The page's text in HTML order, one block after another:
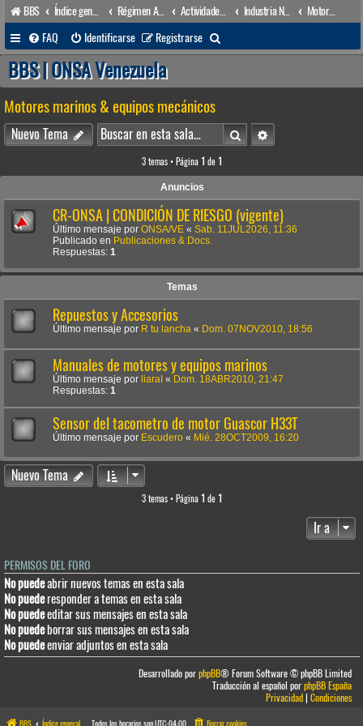
BBS Índice general Régimen Acuático venezolano Actividades conexas Industria Naval
Motores marinos & equipos mecánicos
FAQ
Identificarse Registrarse
u
a
r
BBS | ONSA Venezuela
Motores marinos & equipos mecánicos
Nuevo Tema BuscarBúsqueda avanzada
3 temas • Página 1 de 1
Anuncios
CR-ONSA | CONDICIÓN DE RIESGO (vigente)
Último mensaje por ONSA/VE « Sab. 11JUL2026, 11:36
Publicado en Publicaciones & Docs.
Respuestas: 1
Temas
Repuestos y Accesorios
Último mensaje por R tu lancha « Dom. 07NOV2010, 18:56
Manuales de motores y equipos marinos
Último mensaje por liaraI « Dom. 18ABR2010, 21:47
Respuestas: 1
Sensor del tacometro de motor Guascor H33T
Último mensaje por Escudero « Mié. 28OCT2009, 16:20
Nuevo Tema
3 temas • Página 1 de 1
Ir a
PERMISOS DEL FORO
No puedeabrir nuevos temas en esta sala
No puederesponder a temas en esta sala
No puedeeditar sus mensajes en esta sala
No puedeborrar sus mensajes en esta sala
No puedeenviar adjuntos en esta sala
Desarrollado porphpBB® Forum Software © phpBB Limited
Traducción al español porphpBB España
Privacidad|Condiciones
BBS Índice general Todos los horarios sonUTC-04:00 Borrar cookies